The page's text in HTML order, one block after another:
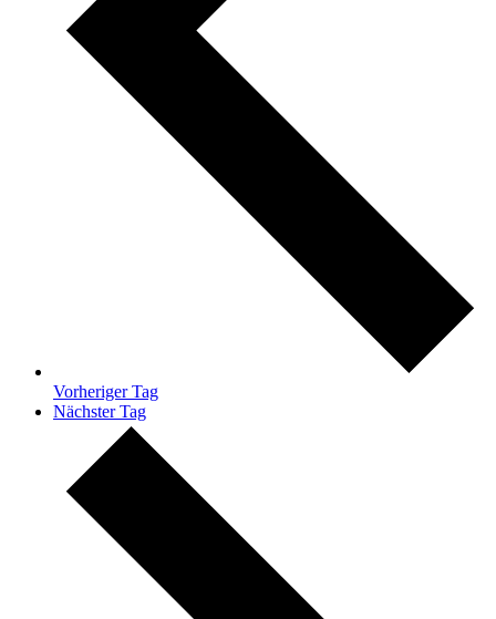
Vorheriger Tag
Nächster Tag